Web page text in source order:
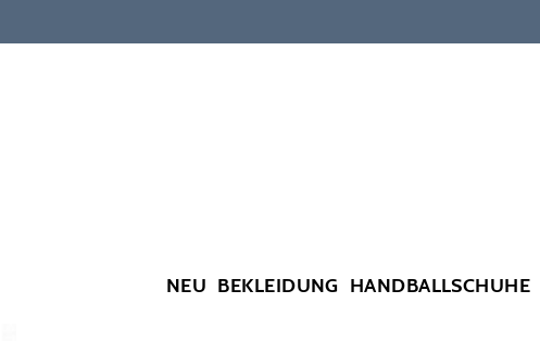
NEU BEKLEIDUNG HANDBALLSCHUHE